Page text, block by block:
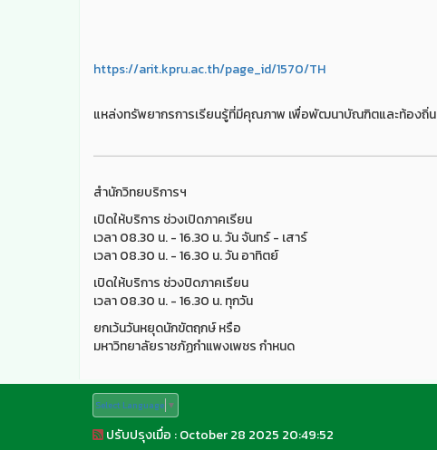
https://arit.kpru.ac.th/page_id/1570/TH
แหล่งทรัพยากรการเรียนรู้ที่มีคุณภาพ เพื่อพัฒนาบัณฑิตและท้องถิ่น
สำนักวิทยบริการฯ
เปิดให้บริการ ช่วงเปิดภาคเรียน
เวลา 08.30 น. - 16.30 น. วัน จันทร์ - เสาร์
เวลา 08.30 น. - 16.30 น. วัน อาทิตย์
เปิดให้บริการ ช่วงปิดภาคเรียน
เวลา 08.30 น. - 16.30 น. ทุกวัน
ยกเว้นวันหยุดนักขัตฤกษ์ หรือ
มหาวิทยาลัยราชภัฏกำแพงเพชร กำหนด
Select Language ▼
ปรับปรุงเมื่อ : October 28 2025 20:49:52